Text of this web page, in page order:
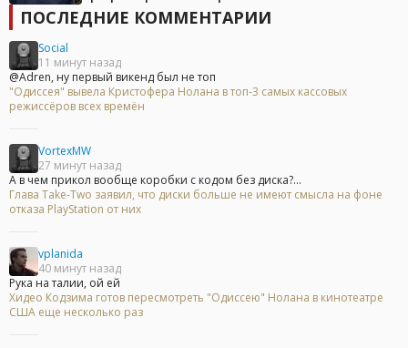
ПОСЛЕДНИЕ КОММЕНТАРИИ
Social
11 минут назад
@Adren, ну первый викенд был не топ
"Одиссея" вывела Кристофера Нолана в топ-3 самых кассовых
режиссёров всех времён
VortexMW
27 минут назад
А в чем прикол вообще коробки с кодом без диска?...
Глава Take-Two заявил, что диски больше не имеют смысла на фоне
отказа PlayStation от них
vplanida
40 минут назад
Рука на талии, ой ей
Хидео Кодзима готов пересмотреть "Одиссею" Нолана в кинотеатре
США еще несколько раз